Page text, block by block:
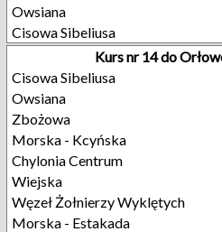
Owsiana
Cisowa Sibeliusa
Kurs nr 14 do
Cisowa Sibeliusa
Owsiana
Zbożowa
Morska - Kcyńska
Chylonia Centrum
Wiejska
Węzeł Żołnierzy Wyklętych
Morska - Estakada